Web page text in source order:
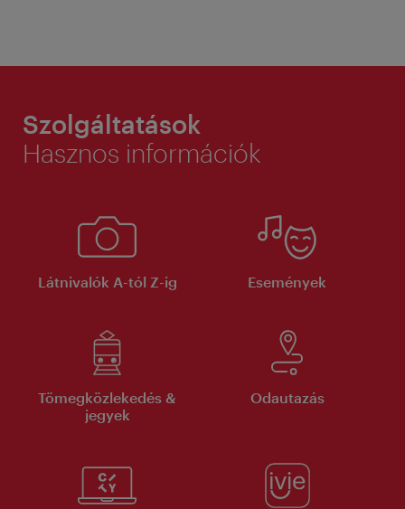
Szolgáltatások
Hasznos információk
Látnivalók A-tól Z-ig Események
Tömegközlekedés &
jegyek
Odautazás